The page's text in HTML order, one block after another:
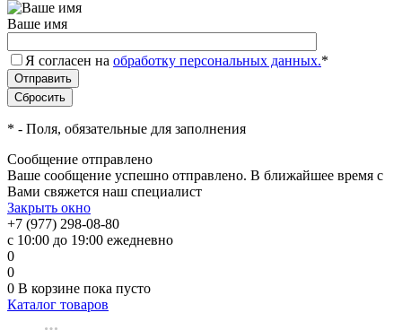
Ваше имя
Я согласен на обработку персональных данных.*
* - Поля, обязательные для заполнения
Сообщение отправлено
Ваше сообщение успешно отправлено. В ближайшее время с
Вами свяжется наш специалист
Закрыть окно
+7 (977) 298-08-80
с 10:00 до 19:00 ежедневно
0
0
0 В корзине пока пусто
Каталог товаров